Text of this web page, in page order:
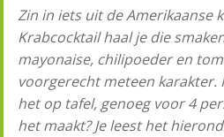
Zin in iets uit de Amerikaanse
Krabcocktail haal je die
mayonaise, chilipoeder en
voorgerecht meteen karakter.
het op tafel, genoeg voor 4
het maakt? Je leest het